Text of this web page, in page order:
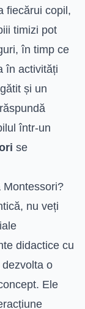
fiecărui copil,
timizi pot
în timp ce
în activități
și un
într-un
se
Montessori?
nu veți
didactice cu
o
Ele